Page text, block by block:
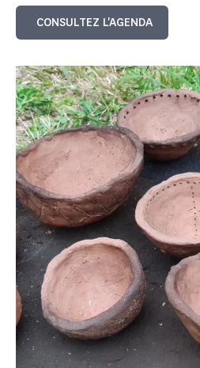
CONSULTEZ L'AGENDA